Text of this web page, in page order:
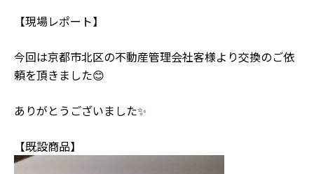
【現場レポート】
今回は京都市北区の不動産管理会社客様より交換のご依
頼を頂きました😊
ありがとうございました✨
【既設商品】